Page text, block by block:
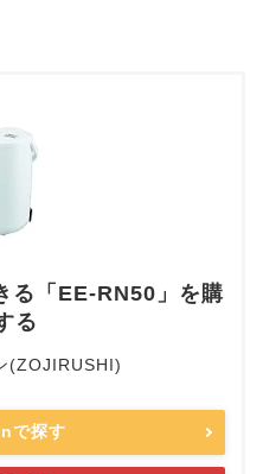
る「EE-RN50」を購
る
(ZOJIRUSHI)
で探す